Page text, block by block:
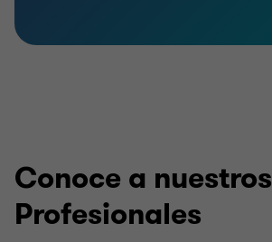
Conoce a nuestros
Profesionales